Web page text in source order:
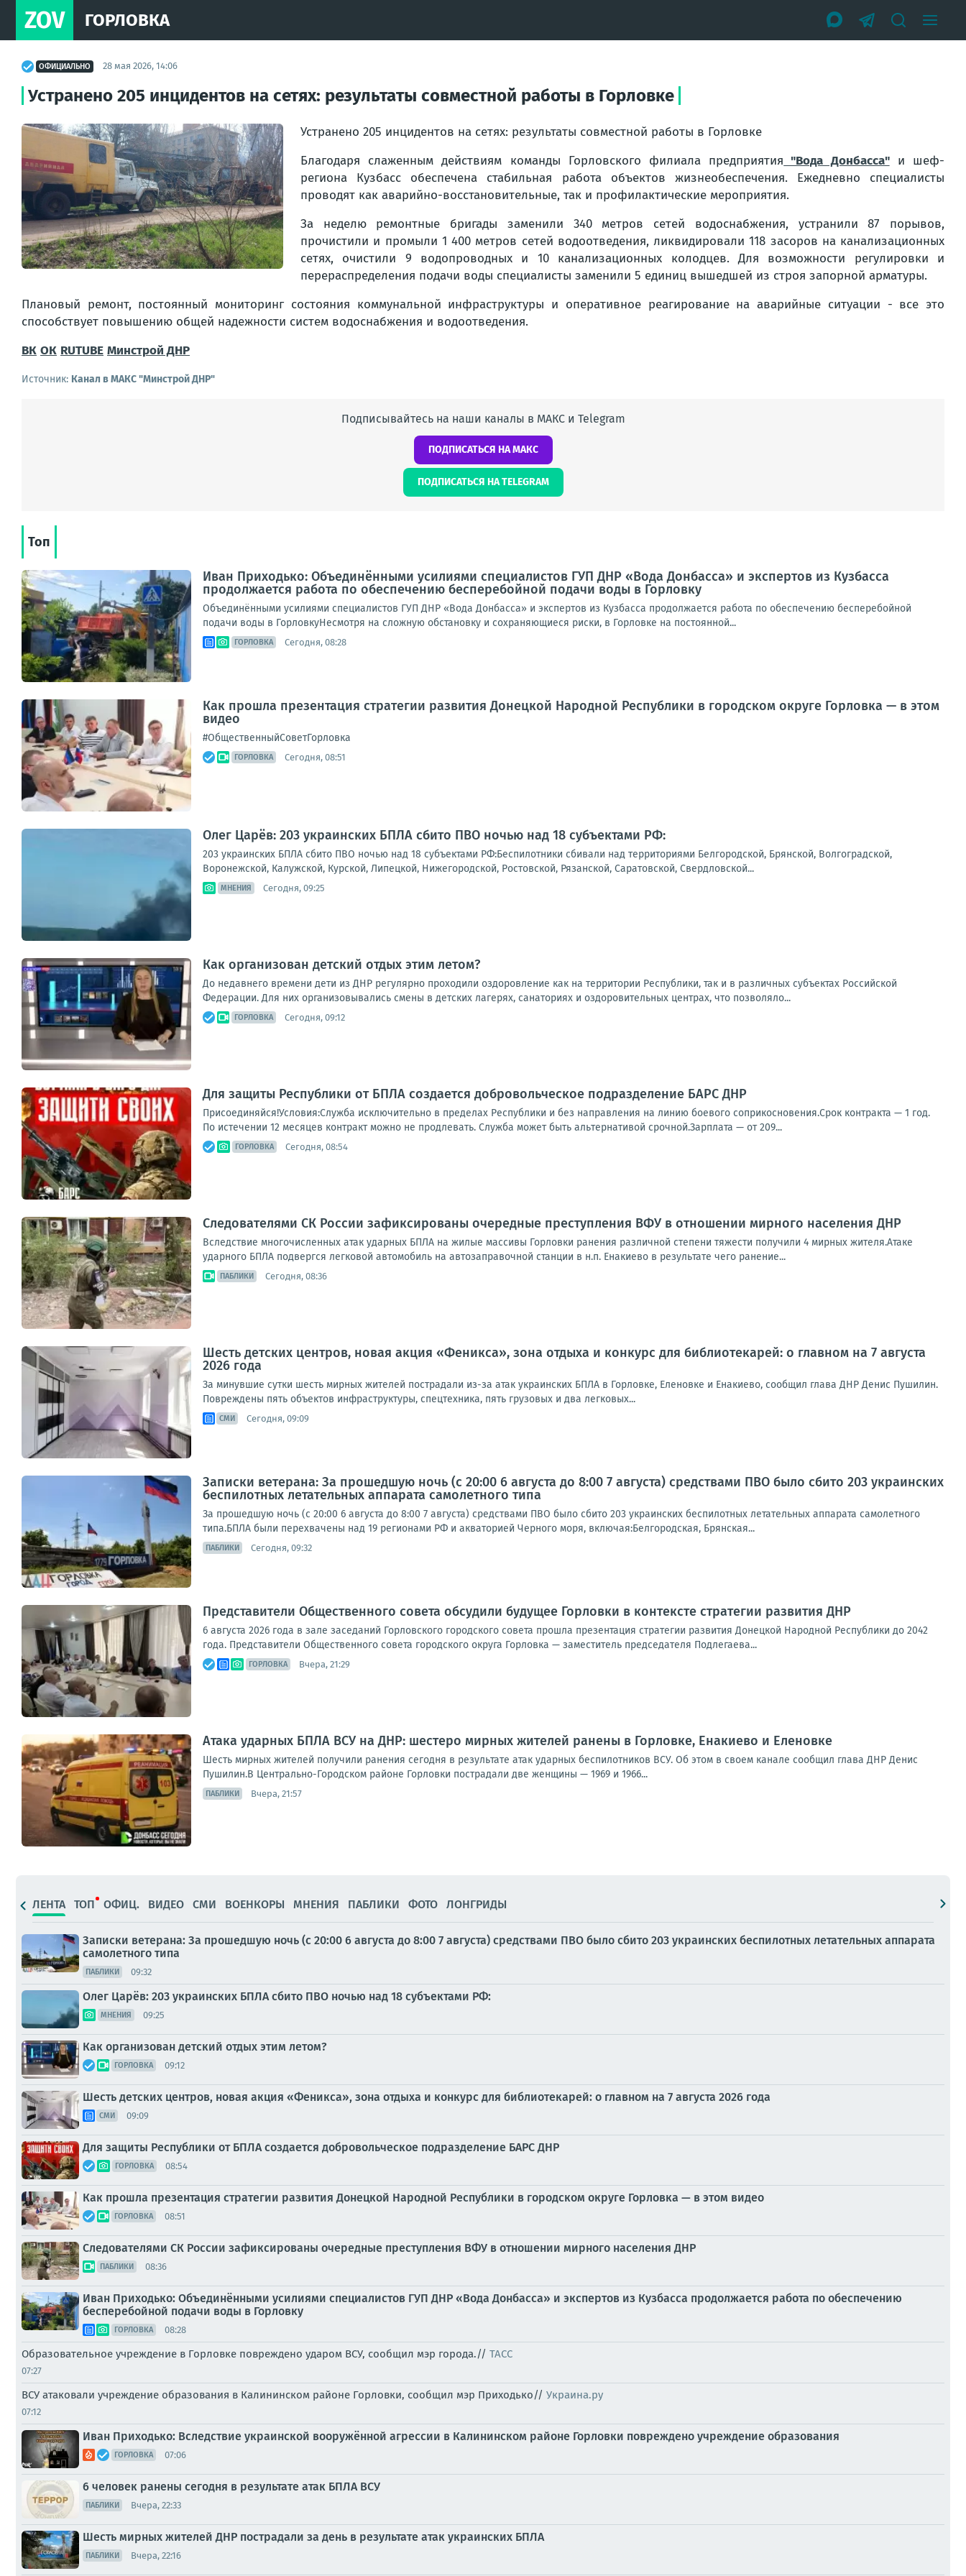
ZOV ГОРЛОВКА
ОФИЦИАЛЬНО 28 мая 2026, 14:06
Устранено 205 инцидентов на сетях: результаты совместной работы в Горловке
Устранено 205 инцидентов на сетях: результаты совместной работы в Горловке
Благодаря слаженным действиям команды Горловского филиала предприятия "Вода Донбасса"и шеф-
региона Кузбасс обеспечена стабильная работа объектов жизнеобеспечения. Ежедневно специалисты
проводят как аварийно-восстановительные, так и профилактические мероприятия.
За неделю ремонтные бригады заменили 340 метров сетей водоснабжения, устранили 87 порывов,
прочистили и промыли 1 400 метров сетей водоотведения, ликвидировали 118 засоров на канализационных
сетях, очистили 9 водопроводных и 10 канализационных колодцев. Для возможности регулировки и
перераспределения подачи воды специалисты заменили 5 единиц вышедшей из строя запорной арматуры.
Плановый ремонт, постоянный мониторинг состояния коммунальной инфраструктуры и оперативное реагирование на аварийные ситуации - все это
способствует повышению общей надежности систем водоснабжения и водоотведения.
ВК ОК RUTUBE Минстрой ДНР
Источник: Канал в МАКС "Минстрой ДНР"
Подписывайтесь на наши каналы в МАКС и Telegram
ПОДПИСАТЬСЯ НА МАКС
ПОДПИСАТЬСЯ НА TELEGRAM
Топ
Иван Приходько: Объединёнными усилиями специалистов ГУП ДНР «Вода Донбасса» и экспертов из Кузбасса
продолжается работа по обеспечению бесперебойной подачи воды в Горловку
Объединёнными усилиями специалистов ГУП ДНР «Вода Донбасса» и экспертов из Кузбасса продолжается работа по обеспечению бесперебойной
подачи воды в ГорловкуНесмотря на сложную обстановку и сохраняющиеся риски, в Горловке на постоянной...
ГОРЛОВКА Сегодня, 08:28
Как прошла презентация стратегии развития Донецкой Народной Республики в городском округе Горловка — в этом
видео
#ОбщественныйСоветГорловка
ГОРЛОВКА Сегодня, 08:51
Олег Царёв: 203 украинских БПЛА сбито ПВО ночью над 18 субъектами РФ:
203 украинских БПЛА сбито ПВО ночью над 18 субъектами РФ:Беспилотники сбивали над территориями Белгородской, Брянской, Волгоградской,
Воронежской, Калужской, Курской, Липецкой, Нижегородской, Ростовской, Рязанской, Саратовской, Свердловской...
МНЕНИЯ Сегодня, 09:25
Как организован детский отдых этим летом?
До недавнего времени дети из ДНР регулярно проходили оздоровление как на территории Республики, так и в различных субъектах Российской
Федерации. Для них организовывались смены в детских лагерях, санаториях и оздоровительных центрах, что позволяло...
ГОРЛОВКА Сегодня, 09:12
Для защиты Республики от БПЛА создается добровольческое подразделение БАРС ДНР
Присоединяйся!Условия:Служба исключительно в пределах Республики и без направления на линию боевого соприкосновения.Срок контракта — 1 год.
По истечении 12 месяцев контракт можно не продлевать. Служба может быть альтернативой срочной.Зарплата — от 209...
ГОРЛОВКА Сегодня, 08:54
Следователями СК России зафиксированы очередные преступления ВФУ в отношении мирного населения ДНР
Вследствие многочисленных атак ударных БПЛА на жилые массивы Горловки ранения различной степени тяжести получили 4 мирных жителя.Атаке
ударного БПЛА подвергся легковой автомобиль на автозаправочной станции в н.п. Енакиево в результате чего ранение...
ПАБЛИКИ Сегодня, 08:36
Шесть детских центров, новая акция «Феникса», зона отдыха и конкурс для библиотекарей: о главном на 7 августа
2026 года
За минувшие сутки шесть мирных жителей пострадали из-за атак украинских БПЛА в Горловке, Еленовке и Енакиево, сообщил глава ДНР Денис Пушилин.
Повреждены пять объектов инфраструктуры, спецтехника, пять грузовых и два легковых...
СМИ Сегодня, 09:09
Записки ветерана: За прошедшую ночь (с 20:00 6 августа до 8:00 7 августа) средствами ПВО было сбито 203 украинских
беспилотных летательных аппарата самолетного типа
За прошедшую ночь (с 20:00 6 августа до 8:00 7 августа) средствами ПВО было сбито 203 украинских беспилотных летательных аппарата самолетного
типа.БПЛА были перехвачены над 19 регионами РФ и акваторией Черного моря, включая:Белгородская, Брянская...
ПАБЛИКИ Сегодня, 09:32
Представители Общественного совета обсудили будущее Горловки в контексте стратегии развития ДНР
6 августа 2026 года в зале заседаний Горловского городского совета прошла презентация стратегии развития Донецкой Народной Республики до 2042
года. Представители Общественного совета городского округа Горловка — заместитель председателя Подлегаева...
ГОРЛОВКА Вчера, 21:29
Атака ударных БПЛА ВСУ на ДНР: шестеро мирных жителей ранены в Горловке, Енакиево и Еленовке
Шесть мирных жителей получили ранения сегодня в результате атак ударных беспилотников ВСУ. Об этом в своем канале сообщил глава ДНР Денис
Пушилин.В Центрально-Городском районе Горловки пострадали две женщины — 1969 и 1966...
ПАБЛИКИ Вчера, 21:57
ЛЕНТА ТОП ОФИЦ. ВИДЕО СМИ ВОЕНКОРЫ МНЕНИЯ ПАБЛИКИ ФОТО ЛОНГРИДЫ
Записки ветерана: За прошедшую ночь (с 20:00 6 августа до 8:00 7 августа) средствами ПВО было сбито 203 украинских беспилотных летательных аппарата
самолетного типа
ПАБЛИКИ 09:32
Олег Царёв: 203 украинских БПЛА сбито ПВО ночью над 18 субъектами РФ:
МНЕНИЯ 09:25
Как организован детский отдых этим летом?
ГОРЛОВКА 09:12
Шесть детских центров, новая акция «Феникса», зона отдыха и конкурс для библиотекарей: о главном на 7 августа 2026 года
СМИ 09:09
Для защиты Республики от БПЛА создается добровольческое подразделение БАРС ДНР
ГОРЛОВКА 08:54
Как прошла презентация стратегии развития Донецкой Народной Республики в городском округе Горловка — в этом видео
ГОРЛОВКА 08:51
Следователями СК России зафиксированы очередные преступления ВФУ в отношении мирного населения ДНР
ПАБЛИКИ 08:36
Иван Приходько: Объединёнными усилиями специалистов ГУП ДНР «Вода Донбасса» и экспертов из Кузбасса продолжается работа по обеспечению
бесперебойной подачи воды в Горловку
ГОРЛОВКА 08:28
Образовательное учреждение в Горловке повреждено ударом ВСУ, сообщил мэр города.// ТАСС
07:27
ВСУ атаковали учреждение образования в Калининском районе Горловки, сообщил мэр Приходько// Украина.ру
07:12
Иван Приходько: Вследствие украинской вооружённой агрессии в Калининском районе Горловки повреждено учреждение образования
ГОРЛОВКА 07:06
6 человек ранены сегодня в результате атак БПЛА ВСУ
ПАБЛИКИ Вчера, 22:33
Шесть мирных жителей ДНР пострадали за день в результате атак украинских БПЛА
ПАБЛИКИ Вчера, 22:16